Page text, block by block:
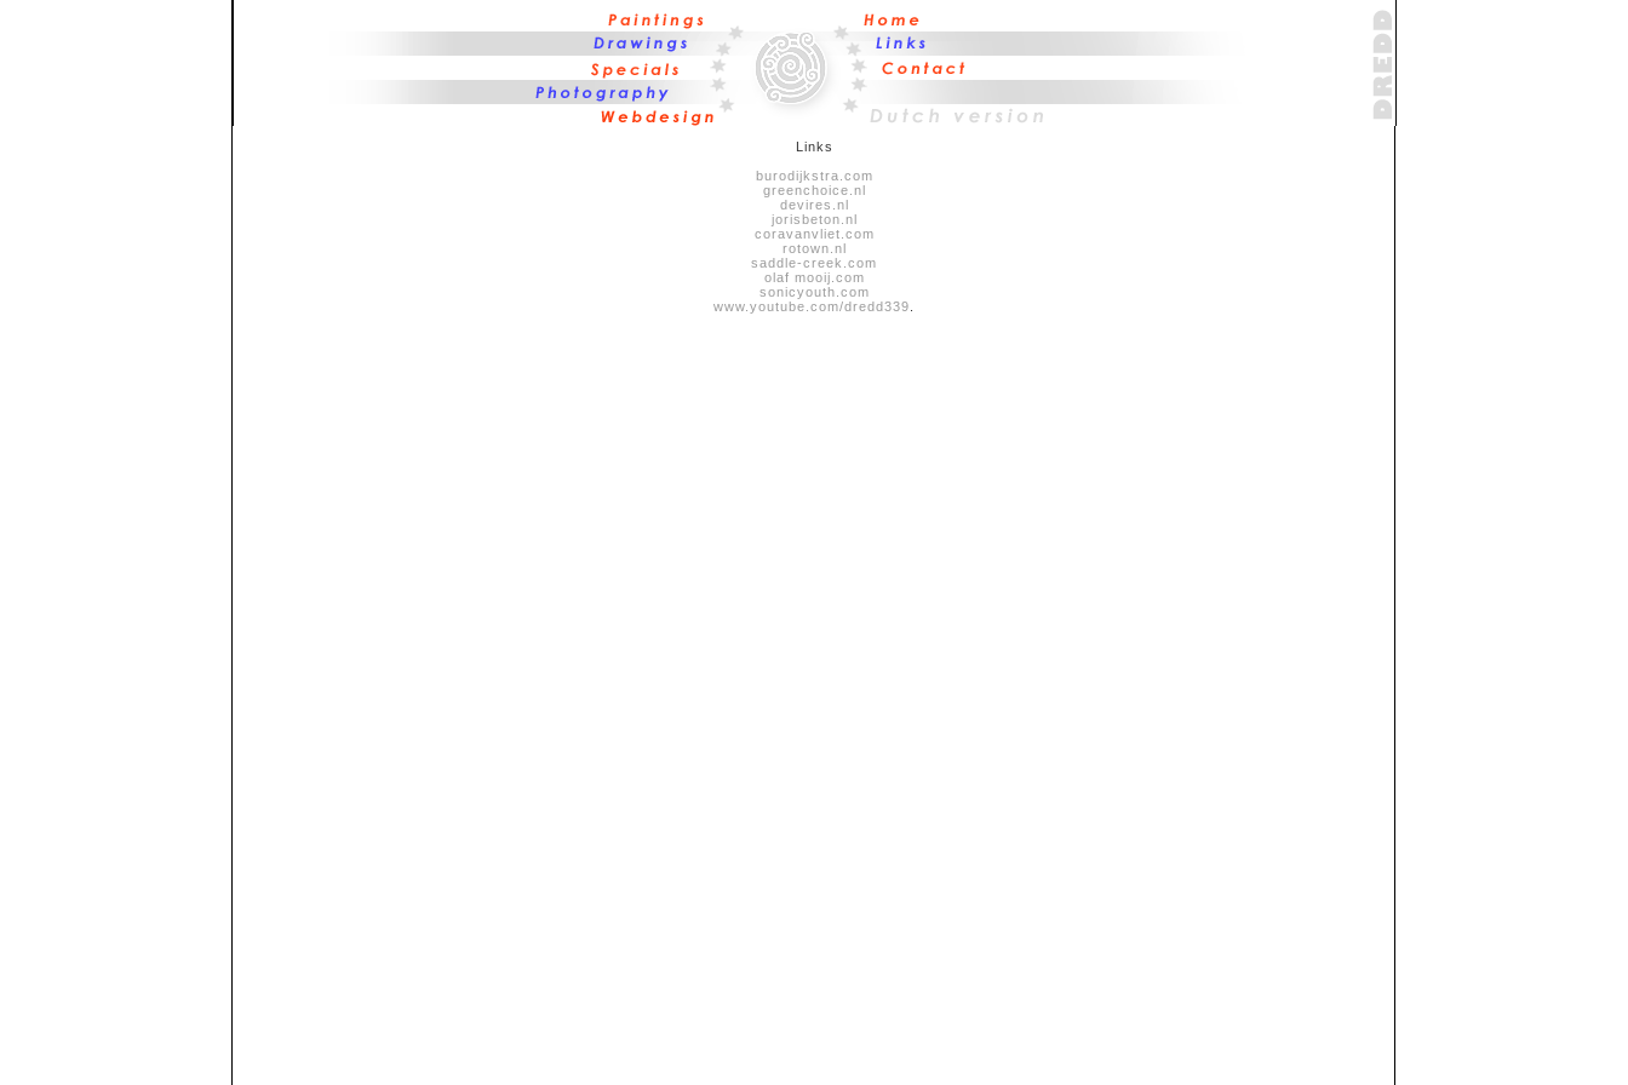
Links
burodijkstra.com
greenchoice.nl
devires.nl
jorisbeton.nl
coravanvliet.com
rotown.nl
saddle-creek.com
olaf mooij.com
sonicyouth.com
www.youtube.com/dredd339